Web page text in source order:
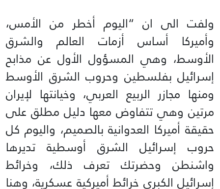
ولفت الى ان “اليوم أخطر من الأمس،
وأميركا أساس أزمات العالم والشرق
الأوسط، وهي المسؤول الأول عن مذابح
إسرائيل بفلسطين وحروب الشرق الأوسط
ومنها مجازر الربيع العربي، وخيانتها لإيران
مرتين وهي تتفاوض معها دليل مطلق على
حقيقة أميركا العدوانية بالصميم، واليوم كل
حروب إسرائيل الشرق أوسطية تديرها
واشنطن وحضرتك تعرف ذلك، وخرائط
إسرائيل الكبرى خرائط أميركية عسكرية، وهنا